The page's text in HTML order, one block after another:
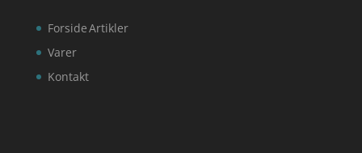
Forside
Varer
Kontakt
Artikler